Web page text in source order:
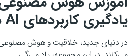
یادگیری کاربردهای AI در تدوین
در دنیای جدید، خلاقیت و هوش مصنوعی